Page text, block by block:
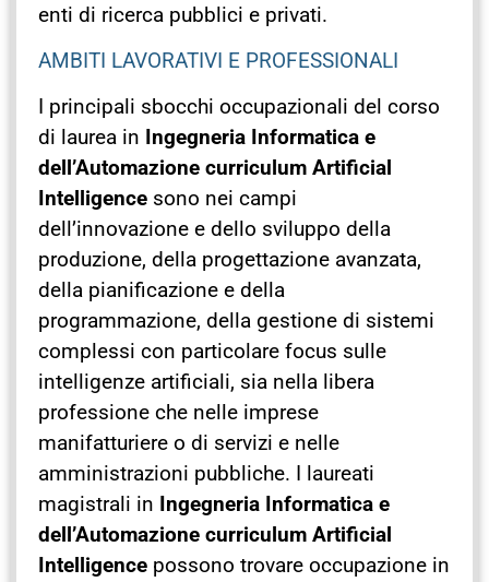
enti di ricerca pubblici e privati.
AMBITI LAVORATIVI E PROFESSIONALI
I principali sbocchi occupazionali del corso
di laurea in Ingegneria Informatica e
dell’Automazione curriculum Artificial
Intelligence sono nei campi
dell’innovazione e dello sviluppo della
produzione, della progettazione avanzata,
della pianificazione e della
programmazione, della gestione di sistemi
complessi con particolare focus sulle
intelligenze artificiali, sia nella libera
professione che nelle imprese
manifatturiere o di servizi e nelle
amministrazioni pubbliche. I laureati
magistrali in Ingegneria Informatica e
dell’Automazione curriculum Artificial
Intelligence possono trovare occupazione in